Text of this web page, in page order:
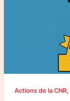
Actions de la CNR,